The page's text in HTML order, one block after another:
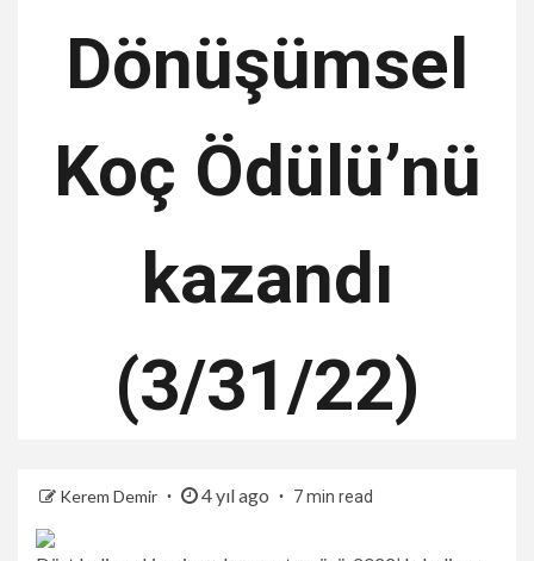
Dönüşümsel
Koç Ödülü’nü
kazandı
(3/31/22)
Kerem Demir 4 yıl ago 7 min read